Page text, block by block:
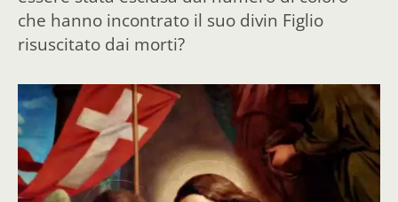
che hanno incontrato il suo divin Figlio
risuscitato dai morti?